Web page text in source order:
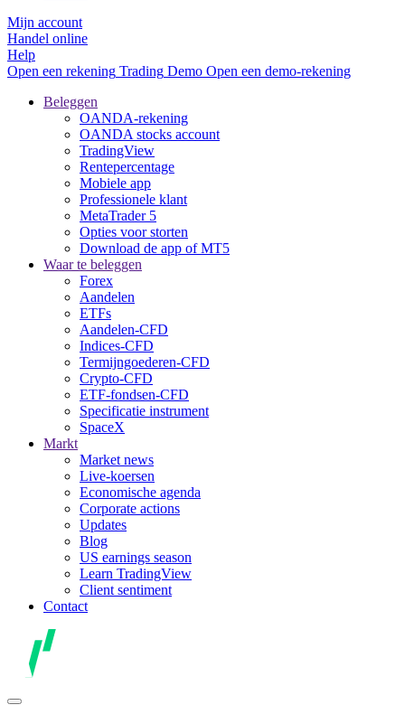
Mijn account
Handel online
Help
Open een rekening Trading Demo Open een demo-rekening
Beleggen
OANDA-rekening
OANDA stocks account
TradingView
Rentepercentage
Mobiele app
Professionele klant
MetaTrader 5
Opties voor storten
Download de app of MT5
Waar te beleggen
Forex
Aandelen
ETFs
Aandelen-CFD
Indices-CFD
Termijngoederen-CFD
Crypto-CFD
ETF-fondsen-CFD
Specificatie instrument
SpaceX
Markt
Market news
Live-koersen
Economische agenda
Corporate actions
Updates
Blog
US earnings season
Learn TradingView
Client sentiment
Contact